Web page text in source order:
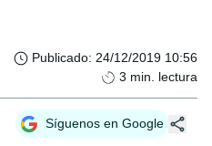
Publicado: 24/12/2019 10:56
3 min. lectura
Síguenos en Google